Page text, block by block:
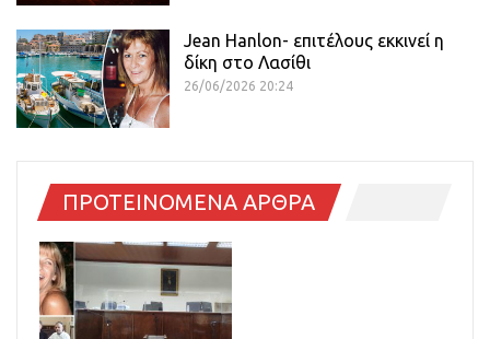
Jean Hanlon- επιτέλους εκκινεί η
δίκη στο Λασίθι
26/06/2026 20:24
ΠΡΟΤΕΙΝΟΜΕΝΑ ΑΡΘΡΑ